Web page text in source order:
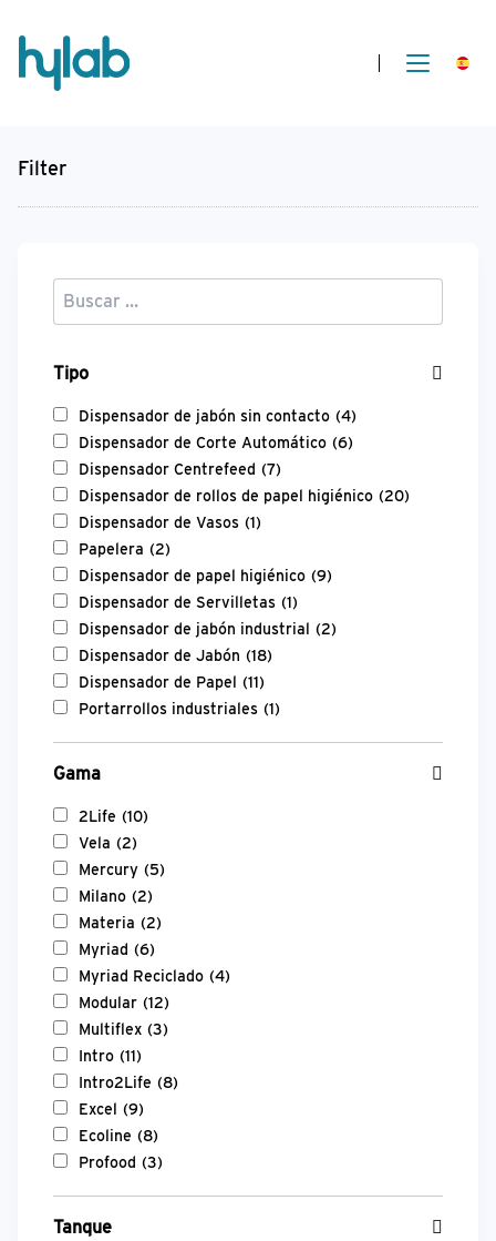
Filter
Tipo
Dispensador de jabón sin contacto (4)
Dispensador de Corte Automático (6)
Dispensador Centrefeed (7)
Dispensador de rollos de papel higiénico (20)
Dispensador de Vasos (1)
Papelera (2)
Dispensador de papel higiénico (9)
Dispensador de Servilletas (1)
Dispensador de jabón industrial (2)
Dispensador de Jabón (18)
Dispensador de Papel (11)
Portarrollos industriales (1)
Gama
2Life (10)
Vela (2)
Mercury (5)
Milano (2)
Materia (2)
Myriad (6)
Myriad Reciclado (4)
Modular (12)
Multiflex (3)
Intro (11)
Intro2Life (8)
Excel (9)
Ecoline (8)
Profood (3)
Tanque